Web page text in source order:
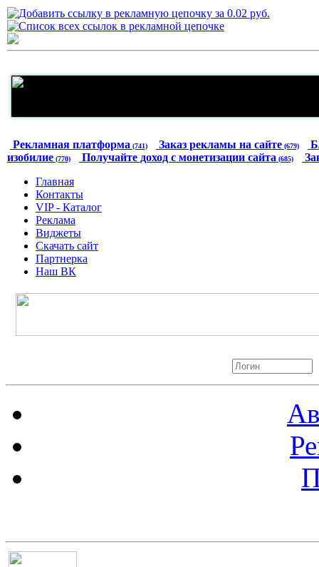
Рекламная платформа (741) Заказ рекламы на сайте (679)
изобилие (770) Получайте доход с монетизации сайта (685)
Главная
Контакты
VIP - Каталог
Реклама
Виджеты
Скачать сайт
Партнерка
Наш ВК